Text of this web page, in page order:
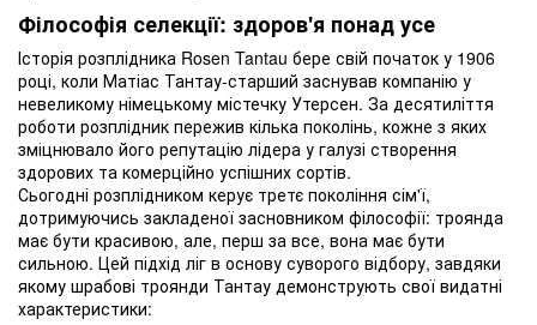
Філософія селекції: здоров'я понад усе
Історія розплідника Rosen Tantau бере свій початок у 1906
році, коли Матіас Тантау-старший заснував компанію у
невеликому німецькому містечку Утерсен. За десятиліття
роботи розплідник пережив кілька поколінь, кожне з яких
зміцнювало його репутацію лідера у галузі створення
здорових та комерційно успішних сортів.
Сьогодні розплідником керує третє покоління сім'ї,
дотримуючись закладеної засновником філософії: троянда
має бути красивою, але, перш за все, вона має бути
сильною. Цей підхід ліг в основу суворого відбору, завдяки
якому шрабові троянди Тантау демонструють свої видатні
характеристики: